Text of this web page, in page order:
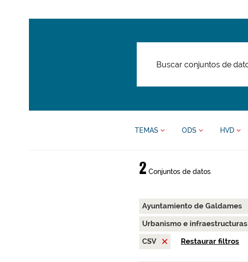
TEMAS ODS HVD
2 Conjuntos de datos
Ayuntamiento de Galdames
Urbanismo e infraestructuras
CSV
Restaurar filtros